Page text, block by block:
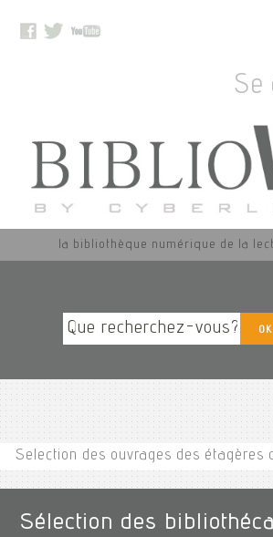
Se
la bibliothèque numérique de la
OK
Selection des ouvrages des étagères
Sélection des